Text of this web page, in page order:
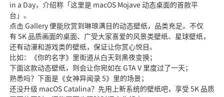
in a Day，介绍称「这里是 macOS Mojave 动态桌面的首款平
台」。
点击 Gallery 便能欣赏到琳琅满目的动态壁纸，品类充足。不仅
有 5K 品质画面的桌面、广受大家喜爱的风景类壁纸、星球壁纸，
还有动漫和游戏类的壁纸，保证让你赏心悦目。
比如：《你的名字》里街道从白天到黑夜变换；
下面这款动态壁纸，则会让你宛如在 GTA V 里度过了一天；
熟悉吗？下面是《女神异闻录 5》里的场景；
还没升级 macOS Catalina？先用上新系统的壁纸吧，享受 5K 品质